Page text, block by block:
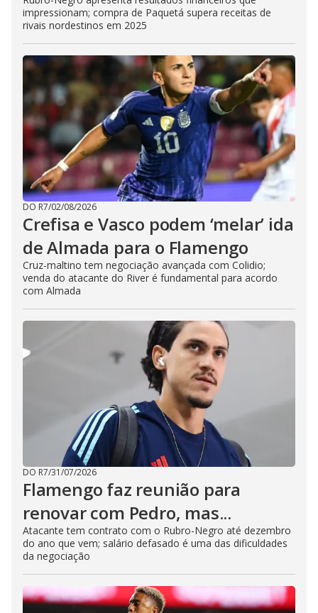
impressionam; compra de Paquetá supera receitas de
rivais nordestinos em 2025
DO R7/02/08/2026
Crefisa e Vasco podem ‘melar’ ida
de Almada para o Flamengo
Cruz-maltino tem negociação avançada com Colidio;
venda do atacante do River é fundamental para acordo
com Almada
DO R7/31/07/2026
Flamengo faz reunião para
renovar com Pedro, mas...
Atacante tem contrato com o Rubro-Negro até dezembro
do ano que vem; salário defasado é uma das dificuldades
da negociação